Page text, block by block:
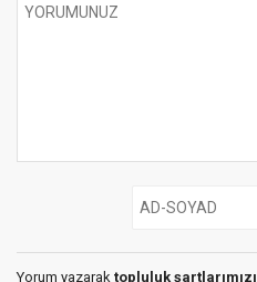
Yorum yazarak topluluk şartlarımızı